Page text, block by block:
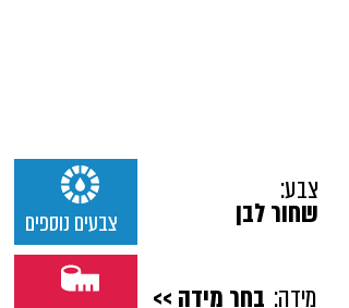
שחור לבן
צבע:
צבעים נוספים
בחר מידה >> מידה: